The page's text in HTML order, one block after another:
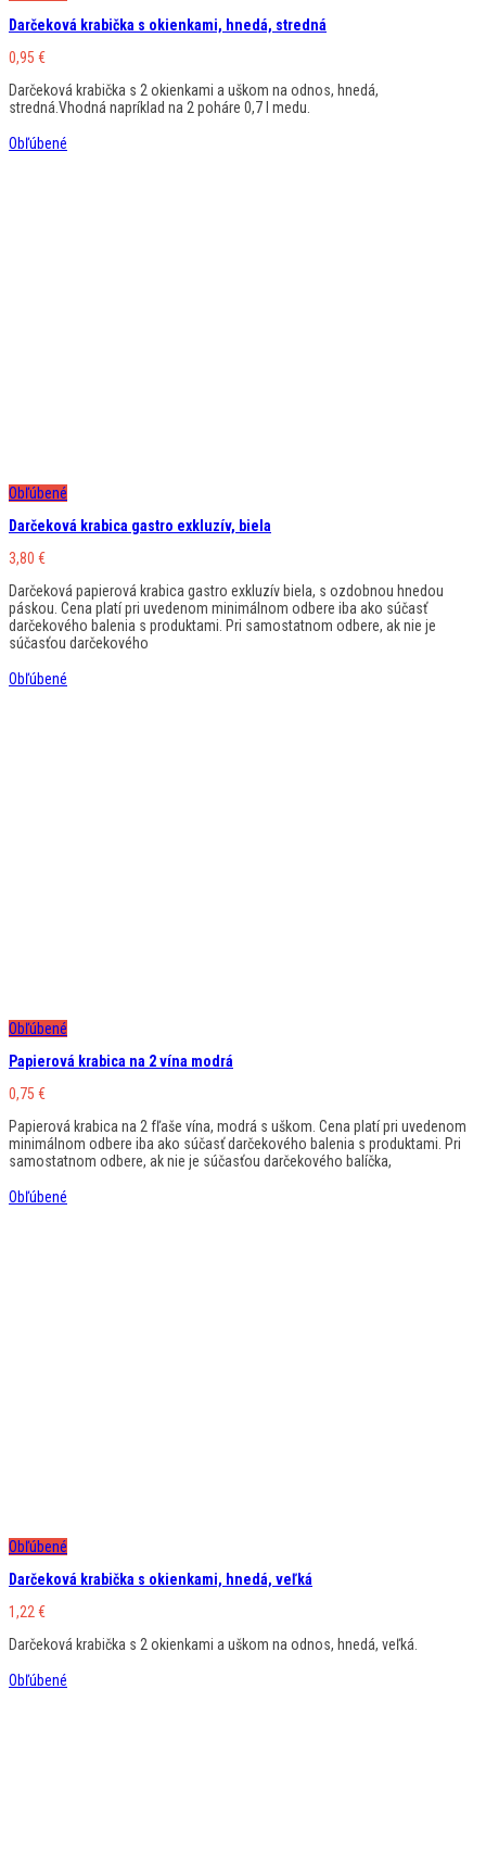
Darčeková krabička s okienkami, hnedá, stredná
0,95 €
Darčeková krabička s 2 okienkami a uškom na odnos, hnedá,
stredná.Vhodná napríklad na 2 poháre 0,7 l medu.
Obľúbené
Obľúbené
Darčeková krabica gastro exkluzív, biela
3,80 €
Darčeková papierová krabica gastro exkluzív biela, s ozdobnou hnedou
páskou. Cena platí pri uvedenom minimálnom odbere iba ako súčasť
darčekového balenia s produktami. Pri samostatnom odbere, ak nie je
súčasťou darčekového
Obľúbené
Obľúbené
Papierová krabica na 2 vína modrá
0,75 €
Papierová krabica na 2 fľaše vína, modrá s uškom. Cena platí pri uvedenom
minimálnom odbere iba ako súčasť darčekového balenia s produktami. Pri
samostatnom odbere, ak nie je súčasťou darčekového balíčka,
Obľúbené
Obľúbené
Darčeková krabička s okienkami, hnedá, veľká
1,22 €
Darčeková krabička s 2 okienkami a uškom na odnos, hnedá, veľká.
Obľúbené